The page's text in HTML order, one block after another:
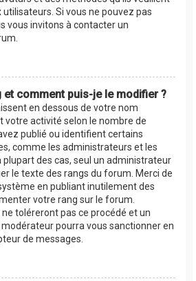
Si vous ne pouvez pas
vous invitons à contacter un
et comment puis-je le modifier ?
en dessous de votre nom
votre activité selon le nombre de
publié ou identifient certains
comme les administrateurs et les
plupart des cas, seul un administrateur
le texte des rangs du forum. Merci de
en publiant inutilement des
votre rang sur le forum.
toléreront pas ce procédé et un
pourra vous sanctionner en
de messages.